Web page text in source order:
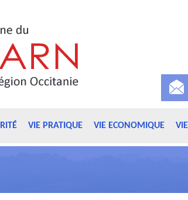
VIE PRATIQUE VIE ECONOMIQUE